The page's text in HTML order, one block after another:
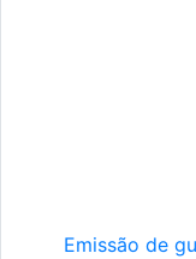
Emissão de